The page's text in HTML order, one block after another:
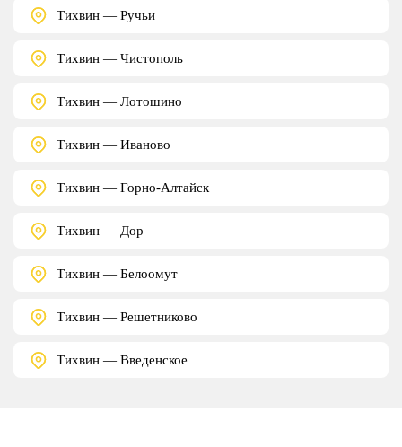
Тихвин — Ручьи
Тихвин — Чистополь
Тихвин — Лотошино
Тихвин — Иваново
Тихвин — Горно-Алтайск
Тихвин — Дор
Тихвин — Белоомут
Тихвин — Решетниково
Тихвин — Введенское